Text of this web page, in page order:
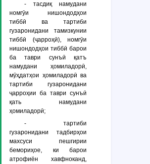
- тасдиқ намудани
номгӯи нишондодҳои
тиббӣ ва тартиби
гузаронидани тамизкунии
тиббӣ (ҷарроҳӣ), номгӯи
нишондодҳои тиббӣ барои
ба таври сунъӣ қатъ
намудани ҳомиладорӣ,
мӯҳдатҳои ҳомиладорӣ ва
тартиби гузаронидани
ҷарроҳии ба таври сунъӣ
қать намудани
ҳомиладорӣ;
- тартиби
гузаронидани тадбирҳои
махсуси пешгирии
бемориҳое, ки барои
атрофиён хавфноканд,